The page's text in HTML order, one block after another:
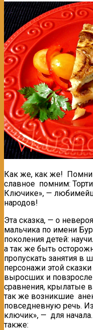
Как же, как же!
славное помним:
Ключике», —
народов!
Эта сказка, — о
мальчика по имени
поколения детей:
а так же быть
пропускать занятия в
персонажи этой
выросших и
сравнения, крылатые
так же возникшие
повседневную речь.
ключик», — для
также: